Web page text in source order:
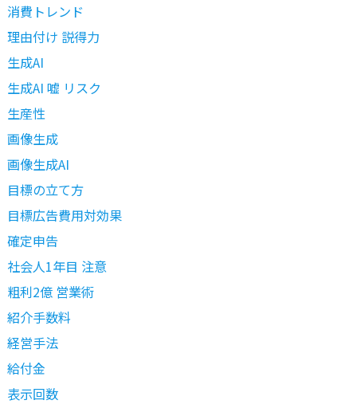
消費トレンド
理由付け 説得力
生成AI
生成AI 嘘 リスク
生産性
画像生成
画像生成AI
目標の立て方
目標広告費用対効果
確定申告
社会人1年目 注意
粗利2億 営業術
紹介手数料
経営手法
給付金
表示回数